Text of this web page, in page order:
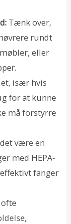
Tænk over,
rundt
eller
især hvis
for at kunne
må forstyrre
være en
med HEPA-
fanger